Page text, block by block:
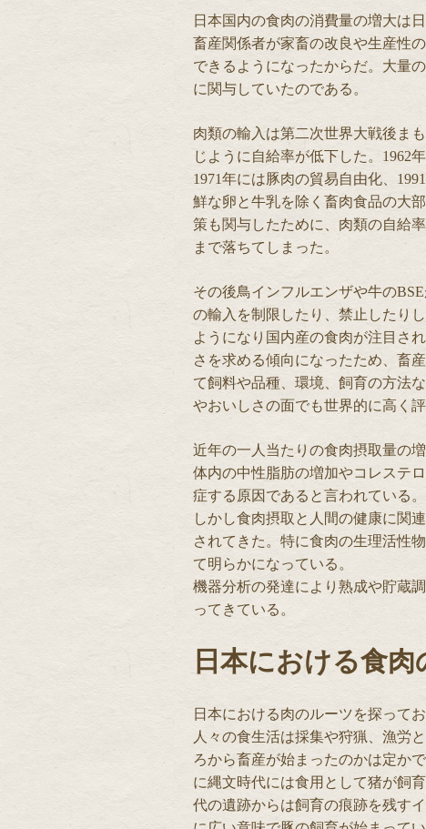
日本国内の食肉の消費量の増大は
畜産関係者が家畜の改良や生産性
できるようになったからだ。大量
に関与していたのである。
肉類の輸入は第二次世界大戦後ま
じように自給率が低下した。1962
1971年には豚肉の貿易自由化、
鮮な卵と牛乳を除く畜肉食品の大
策も関与したために、肉類の自給
まで落ちてしまった。
その後鳥インフルエンザや牛の
の輸入を制限したり、禁止したり
ようになり国内産の食肉が注目さ
さを求める傾向になったため、畜
て飼料や品種、環境、飼育の方法
やおいしさの面でも世界的に高く
近年の一人当たりの食肉摂取量の
体内の中性脂肪の増加やコレステ
症する原因であると言われている
しかし食肉摂取と人間の健康に関
されてきた。特に食肉の生理活性
て明らかになっている。
機器分析の発達により熟成や貯蔵
ってきている。
日本における食肉
日本における肉のルーツを探って
人々の食生活は採集や狩猟、漁労
ろから畜産が始まったのかは定か
に縄文時代には食用として猪が飼
代の遺跡からは飼育の痕跡を残す